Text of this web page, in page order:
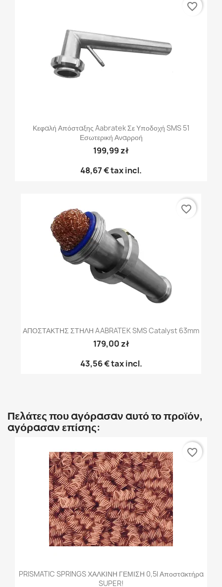
Κεφαλή Απόσταξης Aabratek Σε Υποδοχή SMS 51
Εσωτερική Αναρροή
199,99 zł
48,67 €tax incl.
favorite_border
ΑΠΟΣΤΑΚΤΗΣ ΣΤΗΛΗ AABRATEK SMS Catalyst 63mm
179,00 zł
43,56 €tax incl.
favorite_border
Πελάτες που αγόρασαν αυτό το προϊόν,
αγόρασαν επίσης:
PRISMATIC SPRINGS ΧΑΛΚΙΝΗ ΓΕΜΙΣΗ 0,5l Αποστακτήρα
SUPER!
favorite_border